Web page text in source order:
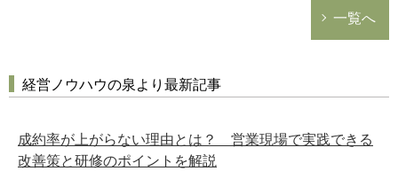
一覧へ
経営ノウハウの泉より最新記事
成約率が上がらない理由とは？ 営業現場で実践できる
改善策と研修のポイントを解説